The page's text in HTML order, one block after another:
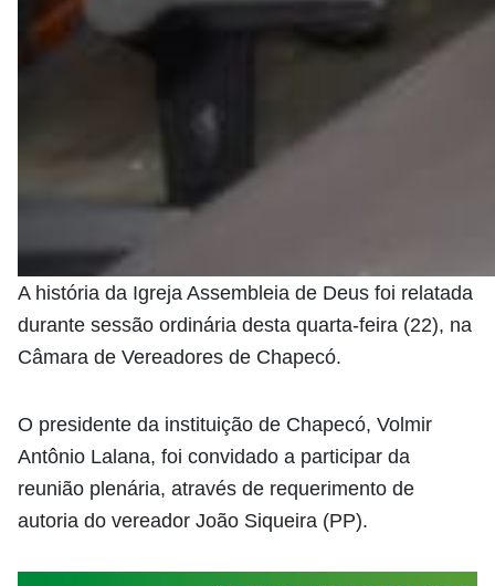
A história da Igreja Assembleia de Deus foi relatada
durante sessão ordinária desta quarta-feira (22), na
Câmara de Vereadores de Chapecó.
O presidente da instituição de Chapecó, Volmir
Antônio Lalana, foi convidado a participar da
reunião plenária, através de requerimento de
autoria do vereador João Siqueira (PP).